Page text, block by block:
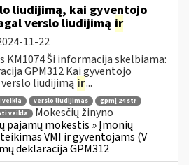
liudijimą, kai gyventojo
verslo liudijimą ir
11-22
KM1074 Ši informacija skelbiama:
GPM312 Kai gyventojo
liudijimą ir...
verslo liudijimas
gpmį 24 str
veikla
Mokesčių žinyno
pajamų mokestis » Įmonių
VMI ir gyventojams (V
deklaracija GPM312